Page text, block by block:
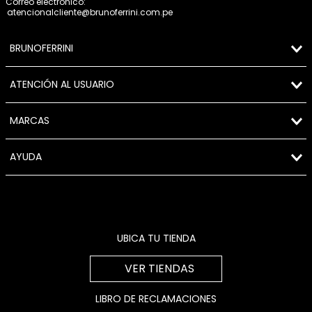
atencionalcliente@brunoferrini.com.pe
BRUNOFERRINI
ATENCIÓN AL USUARIO
MARCAS
AYUDA
UBICA TU TIENDA
VER TIENDAS
LIBRO DE RECLAMACIONES